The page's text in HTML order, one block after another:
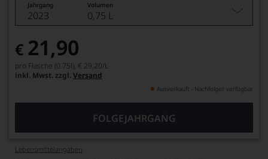
Jahrgang Volumen
2023 0,75 L
€ 21,90
pro Flasche (0.75l), € 29,20/L
inkl. Mwst. zzgl. Versand
Ausverkauft - Nachfolger verfügbar
FOLGEJAHRGANG
Lebensmittel­angaben